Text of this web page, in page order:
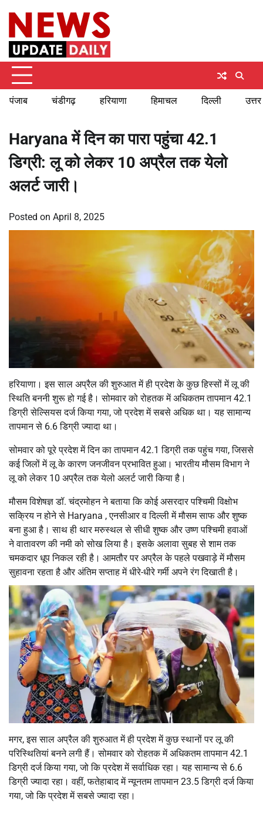
content
पंजाब चंडीगढ़ हरियाणा हिमाचल दिल्ली
Haryana में दिन का पारा पहुंचा 42.1
डिग्री: लू को लेकर 10 अप्रैल तक येलो
अलर्ट जारी।
Posted on April 8, 2025
हरियाणा। इस साल अप्रैल की शुरुआत में ही प्रदेश के कुछ हिस्सों में लू की
स्थिति बननी शुरू हो गई है। सोमवार को रोहतक में अधिकतम तापमान 42.1
डिग्री सेल्सियस दर्ज किया गया, जो प्रदेश में सबसे अधिक था। यह सामान्य
तापमान से 6.6 डिग्री ज्यादा था।
सोमवार को पूरे प्रदेश में दिन का तापमान 42.1 डिग्री तक पहुंच गया, जिससे
कई जिलों में लू के कारण जनजीवन प्रभावित हुआ। भारतीय मौसम विभाग ने
लू को लेकर 10 अप्रैल तक येलो अलर्ट जारी किया है।
मौसम विशेषज्ञ डॉ. चंद्रमोहन ने बताया कि कोई असरदार पश्चिमी विक्षोभ
सक्रिय न होने से Haryana , एनसीआर व दिल्ली में मौसम साफ और शुष्क
बना हुआ है। साथ ही थार मरुस्थल से सीधी शुष्क और उष्ण पश्चिमी हवाओं
ने वातावरण की नमी को सोख लिया है। इसके अलावा सुबह से शाम तक
चमकदार धूप निकल रही है। आमतौर पर अप्रैल के पहले पखवाड़े में मौसम
सुहावना रहता है और अंतिम सप्ताह में धीरे-धीरे गर्मी अपने रंग दिखाती है।
मगर, इस साल अप्रैल की शुरुआत में ही प्रदेश में कुछ स्थानों पर लू की
परिस्थितियां बनने लगी हैं। सोमवार को रोहतक में अधिकतम तापमान 42.1
डिग्री दर्ज किया गया, जो कि प्रदेश में सर्वाधिक रहा। यह सामान्य से 6.6
डिग्री ज्यादा रहा। वहीं, फतेहाबाद में न्यूनतम तापमान 23.5 डिग्री दर्ज किया
गया, जो कि प्रदेश में सबसे ज्यादा रहा।